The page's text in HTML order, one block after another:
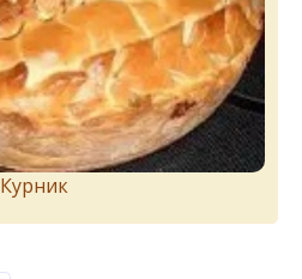
Курник